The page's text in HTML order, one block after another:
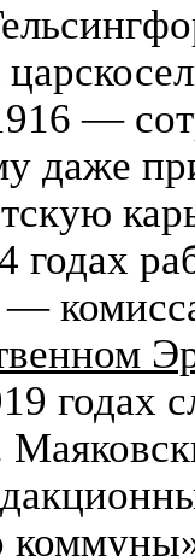
—
даже
годах
годах